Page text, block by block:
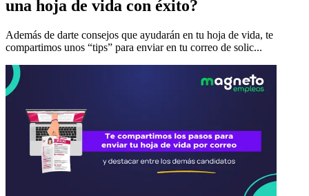
una hoja de vida con éxito?
Además de darte consejos que ayudarán en tu hoja de vida, te
compartimos unos “tips” para enviar en tu correo de solic...